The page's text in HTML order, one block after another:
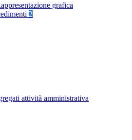
grafica
2
attività amministrativa